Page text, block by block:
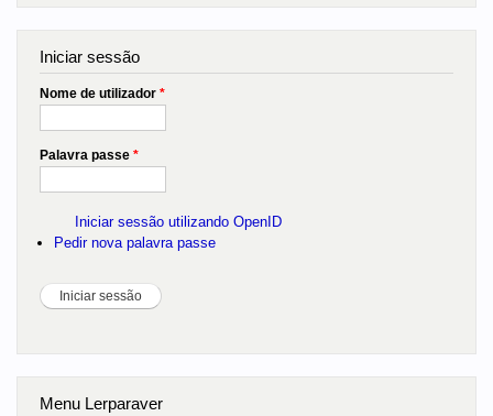
Iniciar sessão
Nome de utilizador *
Palavra passe *
Iniciar sessão utilizando OpenID
Pedir nova palavra passe
Menu Lerparaver